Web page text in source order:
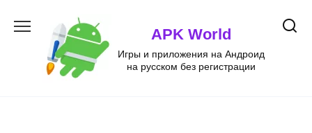
содержанию
APK World
Игры и приложения на Андроид
на русском без регистрации